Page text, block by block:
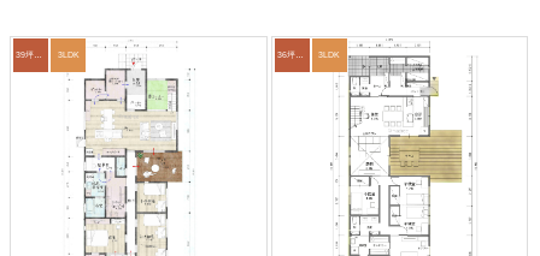
3LDK 36坪～39坪 3LDK